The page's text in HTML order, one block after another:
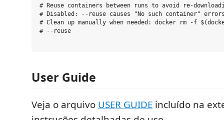
# Reuse containers between runs to avoid re-
# Disabled: --reuse causes "No such container"
# Clean up manually when needed: docker rm -f
# --reuse
User Guide
Veja o arquivo USER GUIDE incluído na